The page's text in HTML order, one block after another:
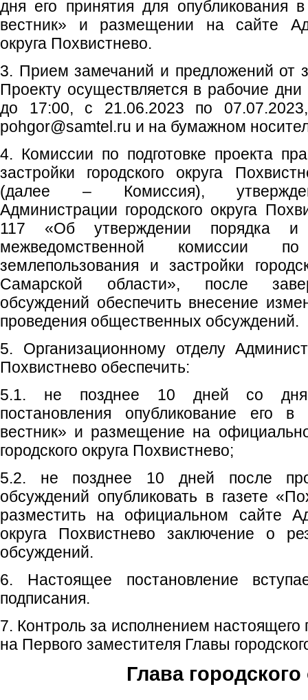
дня его принятия для опубликования
вестник» и размещении на сайте
округа Похвистнево.
3. Прием замечаний и предложений от
Проекту осуществляется в рабочие
до 17:00, с 21.06.2023 по
pohgor@samtel.ru и на бумажном
4. Комиссии по подготовке проекта
застройки городского округа
(далее – Комиссия),
Администрации городского округа
117 «Об утверждении порядка и
межведомственной комиссии
землепользования и застройки
Самарской области», после
обсуждений обеспечить внесение
проведения общественных обсуждений.
5. Организационному отделу
Похвистнево обеспечить:
5.1. не позднее 10 дней со дня
постановления опубликование его в
вестник» и размещение на
городского округа Похвистнево;
5.2. не позднее 10 дней после
обсуждений опубликовать в газете
разместить на официальном сайте
округа Похвистнево заключение о
обсуждений.
6. Настоящее постановление
подписания.
7. Контроль за исполнением настоящего
на Первого заместителя Главы
Глава городского